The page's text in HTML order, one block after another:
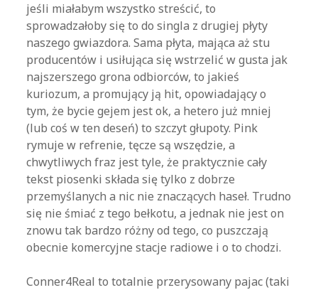
jeśli miałabym wszystko streścić, to
sprowadzałoby się to do singla z drugiej płyty
naszego gwiazdora. Sama płyta, mająca aż stu
producentów i usiłująca się wstrzelić w gusta jak
najszerszego grona odbiorców, to jakieś
kuriozum, a promujący ją hit, opowiadający o
tym, że bycie gejem jest ok, a hetero już mniej
(lub coś w ten deseń) to szczyt głupoty. Pink
rymuje w refrenie, tęcze są wszędzie, a
chwytliwych fraz jest tyle, że praktycznie cały
tekst piosenki składa się tylko z dobrze
przemyślanych a nic nie znaczących haseł. Trudno
się nie śmiać z tego bełkotu, a jednak nie jest on
znowu tak bardzo różny od tego, co puszczają
obecnie komercyjne stacje radiowe i o to chodzi.
Conner4Real to totalnie przerysowany pajac (taki